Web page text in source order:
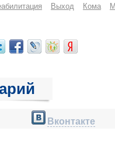
Выход Кома
Вконтакте